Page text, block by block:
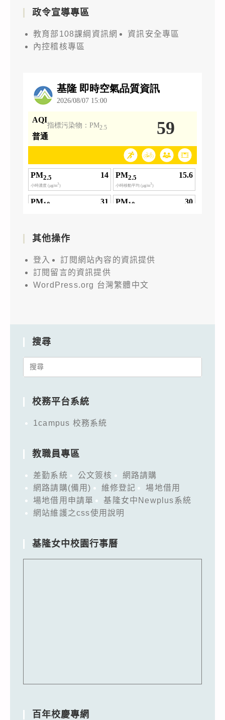
政令宣導專區
教育部108課綱資訊網
資訊安全專區
內控稽核專區
其他操作
登入
訂閱網站內容的資訊提供
訂閱留言的資訊提供
WordPress.org 台灣繁體中文
搜尋
Search
校務平台系統
1campus 校務系統
教職員專區
差勤系統 公文簽核
網路請購
網路請購(備用)
維修登記
場地借用
場地借用申請單
基隆女中Newplus系統
網站維護之css使用說明
基隆女中校園行事曆
百年校慶專網